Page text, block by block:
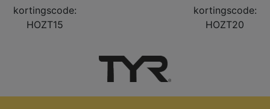
kortingscode:
HOZT15
kortingscode:
HOZT20